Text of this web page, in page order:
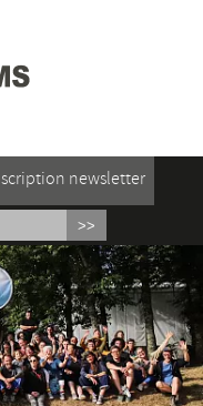
de
newsletter